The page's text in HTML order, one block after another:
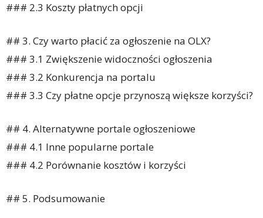
### 2.3 Koszty płatnych opcji
## 3. Czy warto płacić za ogłoszenie na OLX?
### 3.1 Zwiększenie widoczności ogłoszenia
### 3.2 Konkurencja na portalu
### 3.3 Czy płatne opcje przynoszą większe korzyści?
## 4. Alternatywne portale ogłoszeniowe
### 4.1 Inne popularne portale
### 4.2 Porównanie kosztów i korzyści
## 5. Podsumowanie